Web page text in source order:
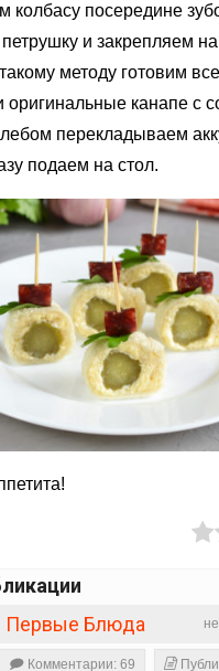
колбасу посередине
и закрепляем на
методу готовим
канапе с
перекладываем
подаем на стол.
Первые Блюда
Комментарии: 69